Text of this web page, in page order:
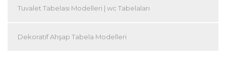
Tuvalet Tabelası Modelleri | wc Tabelaları
Dekoratif Ahşap Tabela Modelleri